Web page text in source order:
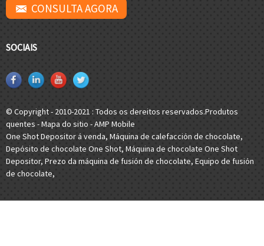
CONSULTA AGORA
SOCIAIS
© Copyright - 2010-2021 : Todos os dereitos reservados.Produtos
quentes -Mapa do sitio -AMP Mobile
One Shot Depositor á venda, Máquina de calefacción de chocolate,
Depósito de chocolate One Shot, Máquina de chocolate One Shot
Depositor, Prezo da máquina de fusión de chocolate, Equipo de fusión
de chocolate,